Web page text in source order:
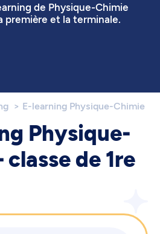
de Physique-Chimie
première et la terminale.
E-learning Physique-Chimie
Physique-
de 1re